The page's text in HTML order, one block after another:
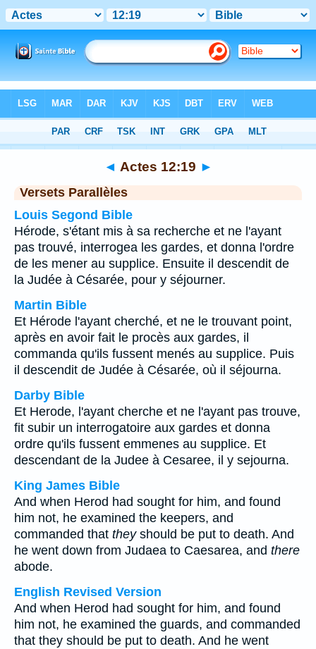
Chapitre 12> Verset 19
◄ Actes 12:19 ►
Versets Parallèles
Louis Segond Bible
Hérode, s'étant mis à sa recherche et ne l'ayant
pas trouvé, interrogea les gardes, et donna l'ordre
de les mener au supplice. Ensuite il descendit de
la Judée à Césarée, pour y séjourner.
Martin Bible
Et Hérode l'ayant cherché, et ne le trouvant point,
après en avoir fait le procès aux gardes, il
commanda qu'ils fussent menés au supplice. Puis
il descendit de Judée à Césarée, où il séjourna.
Darby Bible
Et Herode, l'ayant cherche et ne l'ayant pas trouve,
fit subir un interrogatoire aux gardes et donna
ordre qu'ils fussent emmenes au supplice. Et
descendant de la Judee à Cesaree, il y sejourna.
King James Bible
And when Herod had sought for him, and found
him not, he examined the keepers, and
commanded that theyshould be put to death. And
he went down from Judaea to Caesarea, and there
abode.
English Revised Version
And when Herod had sought for him, and found
him not, he examined the guards, and commanded
that they should be put to death. And he went